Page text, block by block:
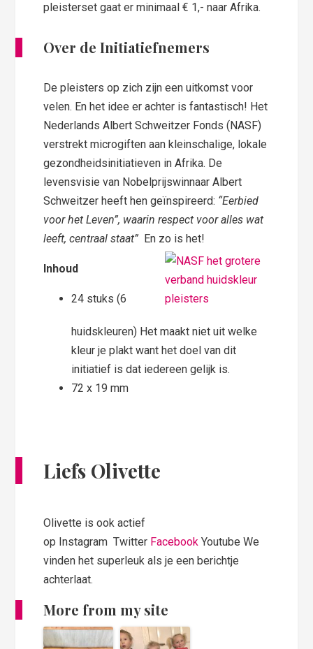
pleisterset gaat er minimaal € 1,- naar Afrika.
Over de Initiatiefnemers
De pleisters op zich zijn een uitkomst voor
velen. En het idee er achter is fantastisch! Het
Nederlands Albert Schweitzer Fonds (NASF)
verstrekt microgiften aan kleinschalige, lokale
gezondheidsinitiatieven in Afrika. De
levensvisie van Nobelprijswinnaar Albert
Schweitzer heeft hen geïnspireerd: “Eerbied
voor het Leven”, waarin respect voor alles wat
leeft, centraal staat” En zo is het!
Inhoud
24 stuks (6
huidskleuren) Het maakt niet uit welke
kleur je plakt want het doel van dit
initiatief is dat iedereen gelijk is.
72 x 19 mm
Liefs Olivette
Olivette is ook actief
op Instagram Twitter Facebook Youtube We
vinden het superleuk als je een berichtje
achterlaat.
More from my site